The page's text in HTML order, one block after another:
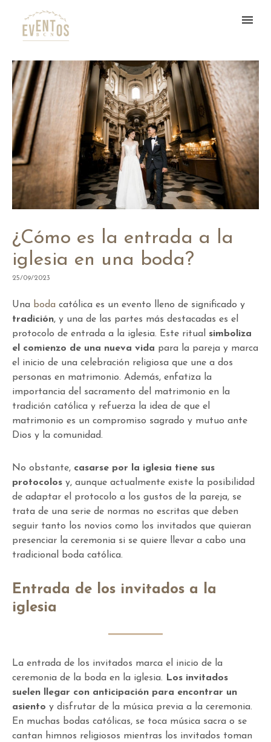
¿Cómo es la entrada a la
iglesia en una boda?
25/09/2023
Una boda católica es un evento lleno de significado y
tradición, y una de las partes más destacadas es el
protocolo de entrada a la iglesia. Este ritual simboliza
el comienzo de una nueva vida para la pareja y marca
el inicio de una celebración religiosa que une a dos
personas en matrimonio. Además, enfatiza la
importancia del sacramento del matrimonio en la
tradición católica y refuerza la idea de que el
matrimonio es un compromiso sagrado y mutuo ante
Dios y la comunidad.
No obstante, casarse por la iglesia tiene sus
protocolos y, aunque actualmente existe la posibilidad
de adaptar el protocolo a los gustos de la pareja, se
trata de una serie de normas no escritas que deben
seguir tanto los novios como los invitados que quieran
presenciar la ceremonia si se quiere llevar a cabo una
tradicional boda católica.
Entrada de los invitados a la
iglesia
La entrada de los invitados marca el inicio de la
ceremonia de la boda en la iglesia. Los invitados
suelen llegar con anticipación para encontrar un
asiento y disfrutar de la música previa a la ceremonia.
En muchas bodas católicas, se toca música sacra o se
cantan himnos religiosos mientras los invitados toman